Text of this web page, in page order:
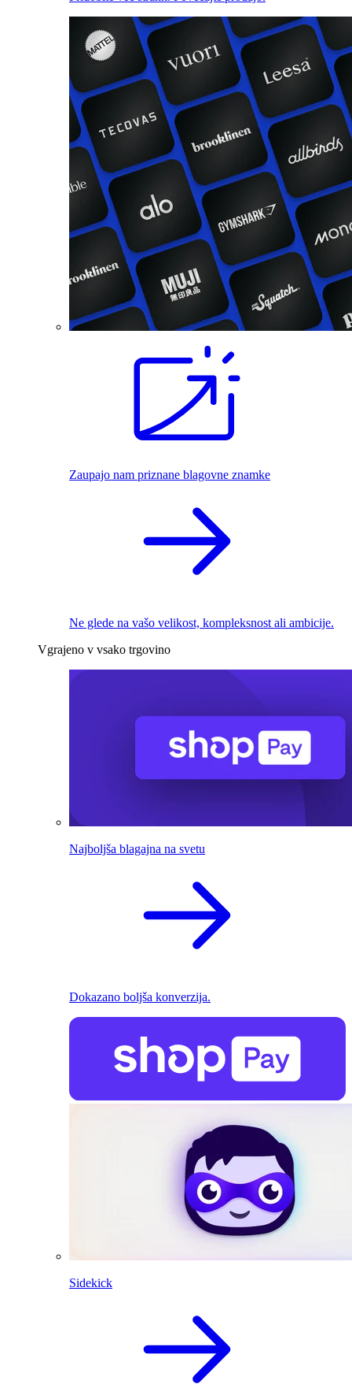
Zaupajo nam priznane blagovne znamke
Ne glede na vašo velikost, kompleksnost ali ambicije.
Vgrajeno v vsako trgovino
Najboljša blagajna na svetu
Dokazano boljša konverzija.
Sidekick